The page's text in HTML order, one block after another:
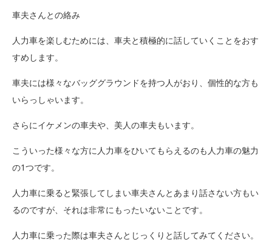
車夫さんとの絡み
人力車を楽しむためには、車夫と積極的に話していくことをおす
すめします。
車夫には様々なバッググラウンドを持つ人がおり、個性的な方も
いらっしゃいます。
さらにイケメンの車夫や、美人の車夫もいます。
こういった様々な方に人力車をひいてもらえるのも人力車の魅力
の1つです。
人力車に乗ると緊張してしまい車夫さんとあまり話さない方もい
るのですが、それは非常にもったいないことです。
人力車に乗った際は車夫さんとじっくりと話してみてください。